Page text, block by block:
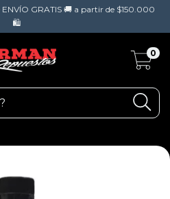
ENVÍO GRATIS 🚚 a partir de $150.000
🛍️
0